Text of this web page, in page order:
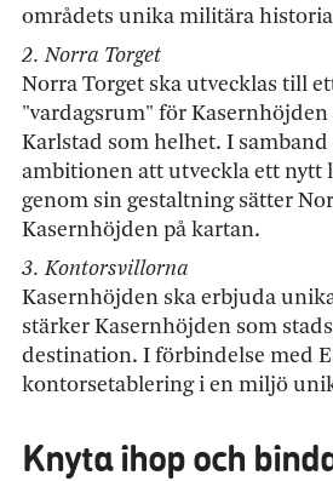
områdets unika militära
2. Norra Torget
Norra Torget ska utvecklas till
"vardagsrum" för Kasernhöjden
Karlstad som helhet. I
ambitionen att utveckla ett nytt
genom sin gestaltning sätter
Kasernhöjden på kartan.
3. Kontorsvillorna
Kasernhöjden ska erbjuda
stärker Kasernhöjden som
destination. I förbindelse med
kontorsetablering i en miljö
Knyta ihop och